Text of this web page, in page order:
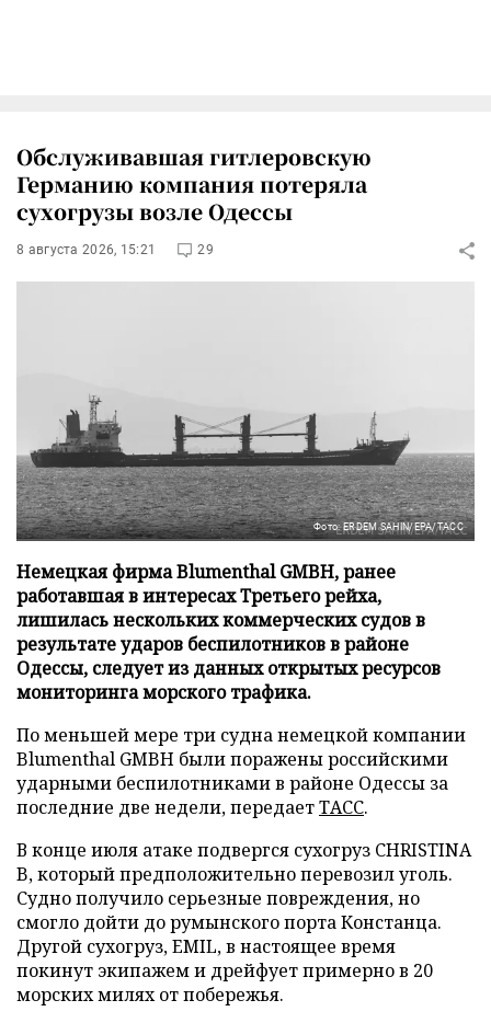
Обслуживавшая гитлеровскую
Германию компания потеряла
сухогрузы возле Одессы
8 августа 2026, 15:21 29
Фото: ERDEM SAHIN/EPA/ТАСС
Немецкая фирма Blumenthal GMBH, ранее
работавшая в интересах Третьего рейха,
лишилась нескольких коммерческих судов в
результате ударов беспилотников в районе
Одессы, следует из данных открытых ресурсов
мониторинга морского трафика.
По меньшей мере три судна немецкой компании
Blumenthal GMBH были поражены российскими
ударными беспилотниками в районе Одессы за
последние две недели, передаетТАСС.
В конце июля атаке подвергся сухогруз CHRISTINA
B, который предположительно перевозил уголь.
Судно получило серьезные повреждения, но
смогло дойти до румынского порта Констанца.
Другой сухогруз, EMIL, в настоящее время
покинут экипажем и дрейфует примерно в 20
морских милях от побережья.